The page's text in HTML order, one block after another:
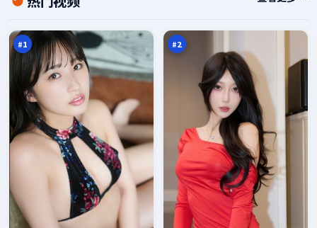
#1
新
序
98
#2
南
港
雷
鸣